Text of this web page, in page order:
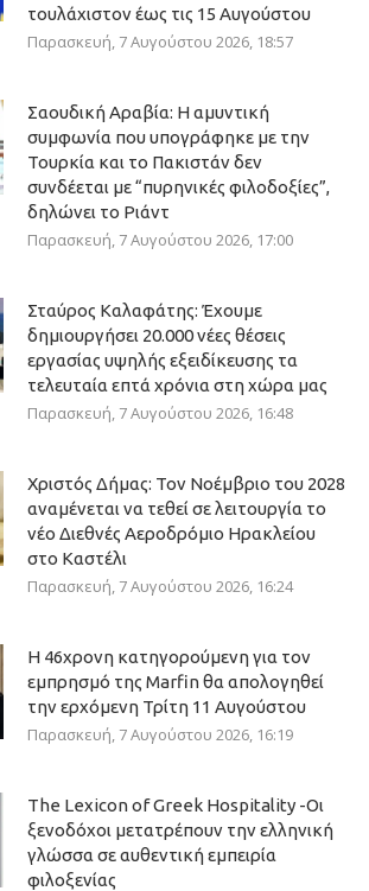
τουλάχιστον έως τις 15 Αυγούστου
Παρασκευή, 7 Αυγούστου 2026, 18:57
Σαουδική Αραβία: Η αμυντική
συμφωνία που υπογράφηκε με την
Τουρκία και το Πακιστάν δεν
συνδέεται με “πυρηνικές φιλοδοξίες”,
δηλώνει το Ριάντ
Παρασκευή, 7 Αυγούστου 2026, 17:00
Σταύρος Καλαφάτης: Έχουμε
δημιουργήσει 20.000 νέες θέσεις
εργασίας υψηλής εξειδίκευσης τα
τελευταία επτά χρόνια στη χώρα μας
Παρασκευή, 7 Αυγούστου 2026, 16:48
Χριστός Δήμας: Τον Νοέμβριο του 2028
αναμένεται να τεθεί σε λειτουργία το
νέο Διεθνές Αεροδρόμιο Ηρακλείου
στο Καστέλι
Παρασκευή, 7 Αυγούστου 2026, 16:24
Η 46χρονη κατηγορούμενη για τον
εμπρησμό της Marfin θα απολογηθεί
την ερχόμενη Τρίτη 11 Αυγούστου
Παρασκευή, 7 Αυγούστου 2026, 16:19
The Lexicon of Greek Hospitality -Οι
ξενοδόχοι μετατρέπουν την ελληνική
γλώσσα σε αυθεντική εμπειρία
φιλοξενίας